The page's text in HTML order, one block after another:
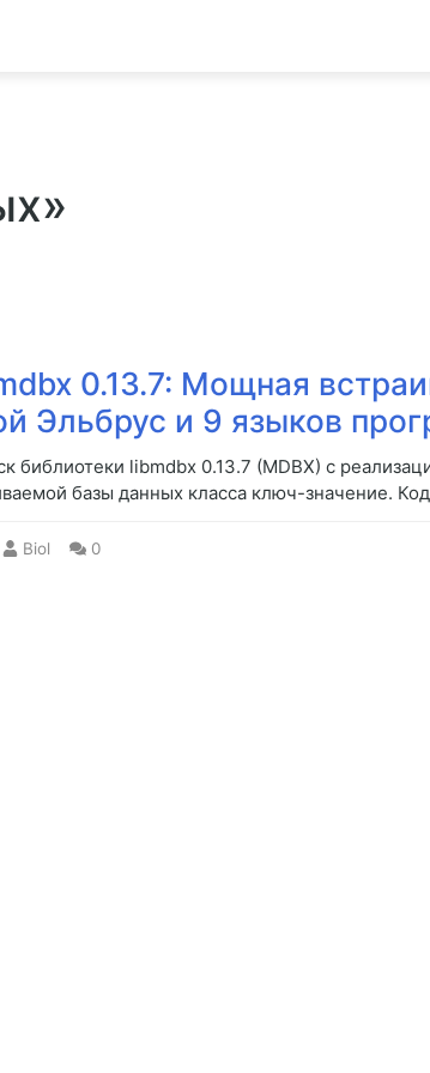
0.13.7: Мощная
Эльбрус и 9 языков
библиотеки libmdbx 0.13.7 (MDBX) с
базы данных класса ключ-значение.
Biol 0